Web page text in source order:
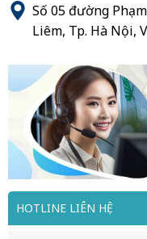
Số 05 đường
Liêm, Tp. Hà Nội,
HOTLINE LIÊN HỆ